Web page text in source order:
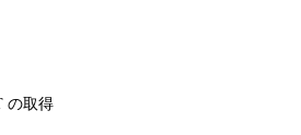
の取得